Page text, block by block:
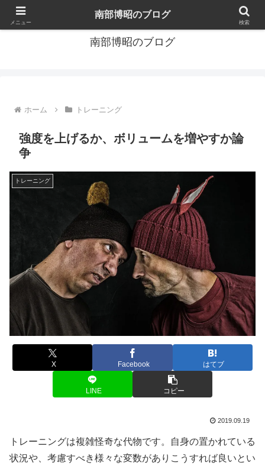
サイクリスト/トライアスリートコーチ
南部博昭のブログ
ホーム トレーニング
強度を上げるか、ボリュームを増やすか論
争
トレーニング
X Facebook はてブ
LINE コピー
2019.09.19
トレーニングは複雑怪奇な代物です。自身の置かれている
状況や、考慮すべき様々な変数がありこうすれば良いとい
メニュー
南部博昭のブログ
検索